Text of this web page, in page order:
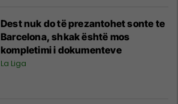
Dest nuk do të prezantohet sonte te
Barcelona, shkak është mos
kompletimi i dokumenteve
La Liga